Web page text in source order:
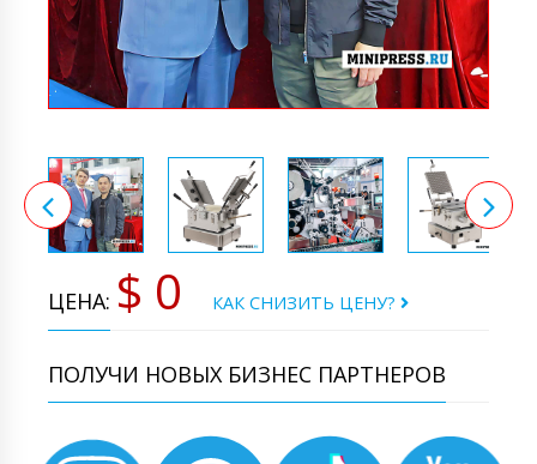
ЦЕНА: $ 0 КАК СНИЗИТЬ ЦЕНУ?
ПОЛУЧИ НОВЫХ БИЗНЕС ПАРТНЕРОВ